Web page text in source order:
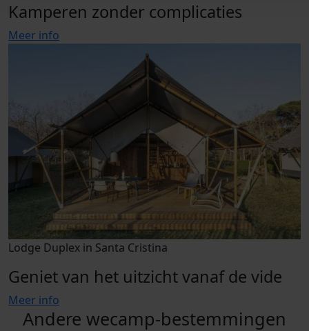
Kamperen zonder complicaties
Meer info
Lodge Duplex in Santa Cristina
Geniet van het uitzicht vanaf de vide
Meer info
Andere wecamp-bestemmingen